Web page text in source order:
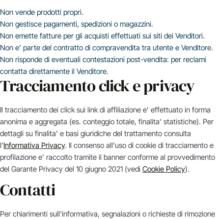
Non vende prodotti propri.
Non gestisce pagamenti, spedizioni o magazzini.
Non emette fatture per gli acquisti effettuati sui siti dei Venditori.
Non e' parte del contratto di compravendita tra utente e Venditore.
Non risponde di eventuali contestazioni post-vendita: per reclami
contatta direttamente il Venditore.
Tracciamento click e privacy
Il tracciamento dei click sui link di affiliazione e' effettuato in forma
anonima e aggregata (es. conteggio totale, finalita' statistiche). Per
dettagli su finalita' e basi giuridiche del trattamento consulta
l'Informativa Privacy. Il consenso all'uso di cookie di tracciamento e
profilazione e' raccolto tramite il banner conforme al provvedimento
del Garante Privacy del 10 giugno 2021 (vedi Cookie Policy).
Contatti
Per chiarimenti sull'informativa, segnalazioni o richieste di rimozione